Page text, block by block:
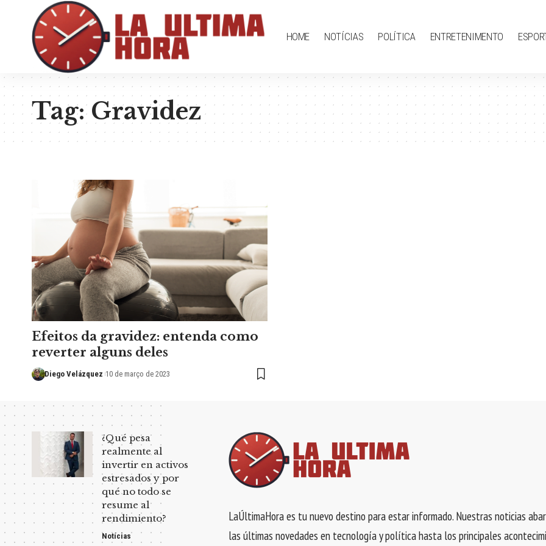
HOME NOTÍCIAS POLÍTICA ENTRETENIMENTO
Tag:Gravidez
Efeitos da gravidez: entenda como
reverter alguns deles
Diego Velázquez 10 de março de 2023
¿Qué pesa
realmente al
invertir en activos
estresados y por
qué no todo se
resume al
rendimiento?
Notícias
LaÚltimaHora es tu nuevo destino para estar informado. Nuestras noticias
las últimas novedades en tecnología y política hasta los principales